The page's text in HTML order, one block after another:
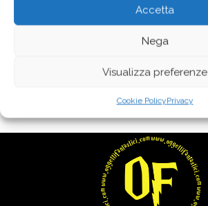
Accetta
Nega
Visualizza preferenze
Cookie PolicyPrivacy